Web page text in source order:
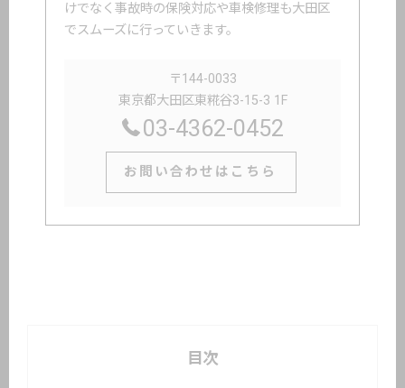
けでなく事故時の保険対応や車検修理も大田区
でスムーズに行っていきます。
〒144-0033
東京都大田区東糀谷3-15-3 1F
03-4362-0452
お問い合わせはこちら
目次